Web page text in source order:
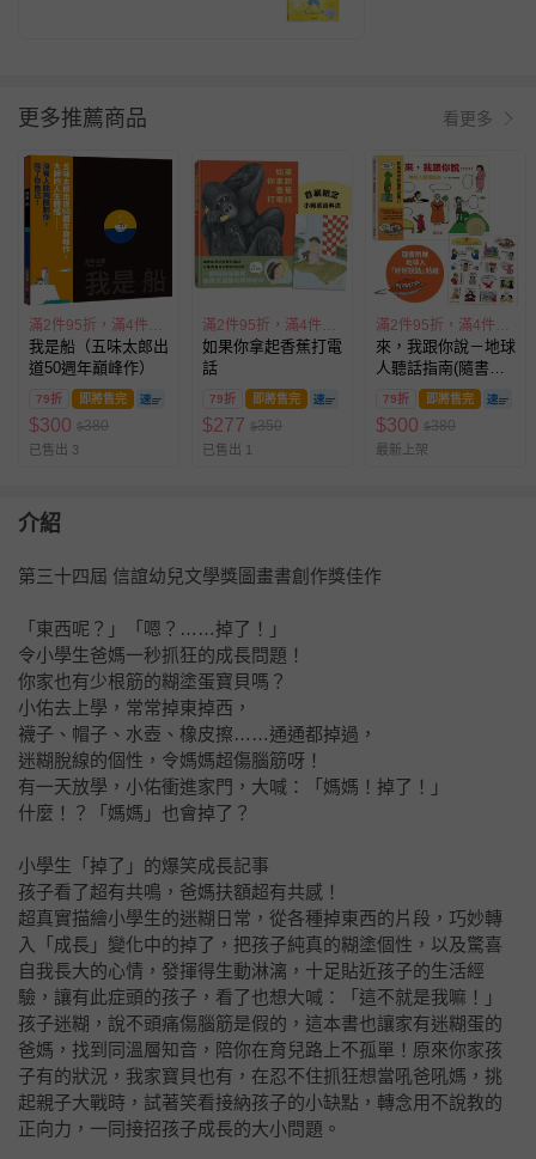
更多推薦商品 看更多
滿2件95折，滿4件89折
我是船（五味太郎出
道50週年巔峰作）
79折 即將售完
$300 $380
已售出 3
滿2件95折，滿4件89折
如果你拿起香蕉打電
話
79折 即將售完
$277 $350
已售出 1
滿2件95折，滿4件89折
來，我跟你說－地球
人聽話指南(隨書附
贈 地球人「好好說
話」貼紙)
79折 即將售完
$300 $380
最新上架
介紹
第三十四屆 信誼幼兒文學獎圖畫書創作獎佳作
「東西呢？」「嗯？……掉了！」
令小學生爸媽一秒抓狂的成長問題！
你家也有少根筋的糊塗蛋寶貝嗎？
小佑去上學，常常掉東掉西，
襪子、帽子、水壺、橡皮擦……通通都掉過，
迷糊脫線的個性，令媽媽超傷腦筋呀！
有一天放學，小佑衝進家門，大喊：「媽媽！掉了！」
什麼！？「媽媽」也會掉了？
小學生「掉了」的爆笑成長記事
孩子看了超有共鳴，爸媽扶額超有共感！
超真實描繪小學生的迷糊日常，從各種掉東西的片段，巧妙轉
入「成長」變化中的掉了，把孩子純真的糊塗個性，以及驚喜
自我長大的心情，發揮得生動淋漓，十足貼近孩子的生活經
驗，讓有此症頭的孩子，看了也想大喊：「這不就是我嘛！」
孩子迷糊，說不頭痛傷腦筋是假的，這本書也讓家有迷糊蛋的
爸媽，找到同溫層知音，陪你在育兒路上不孤單！原來你家孩
子有的狀況，我家寶貝也有，在忍不住抓狂想當吼爸吼媽，挑
起親子大戰時，試著笑看接納孩子的小缺點，轉念用不說教的
正向力，一同接招孩子成長的大小問題。